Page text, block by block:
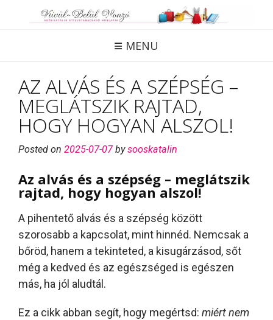
MENU
AZ ALVÁS ÉS A SZÉPSÉG –
MEGLÁTSZIK RAJTAD,
HOGY HOGYAN ALSZOL!
Posted on 2025-07-07bysooskatalin
Az alvás és a szépség – meglátszik
rajtad, hogy hogyan alszol!
A pihentető alvás és a szépség között
szorosabb a kapcsolat, mint hinnéd. Nemcsak a
bőröd, hanem a tekinteted, a kisugárzásod, sőt
még a kedved és az egészséged is egészen
más, ha jól aludtál.
Ez a cikk abban segít, hogy megértsd: miért nem